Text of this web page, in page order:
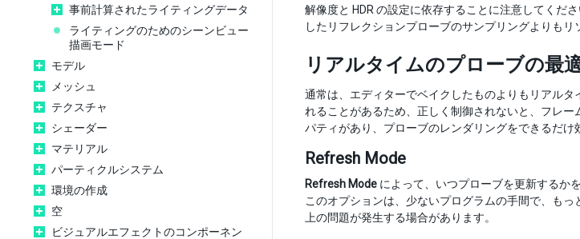
事前計算されたライティングデータ
ライティングのためのシーンビュー
描画モード
モデル
メッシュ
テクスチャ
シェーダー
マテリアル
パーティクルシステム
環境の作成
空
ビジュアルエフェクトのコンポーネン
解像度と HDR の設定に依存することに注意してくだ
したリフレクションプローブのサンプリングよりもリ
リアルタイムのプローブの最
通常は、エディターでベイクしたものよりもリアル
れることがあるため、正しく制御されないと、フレ
パティがあり、プローブのレンダリングをできるだけ
Refresh Mode
Refresh Mode によって、いつプローブを更新するか
このオプションは、少ないプログラムの手間で、も
上の問題が発生する場合があります。